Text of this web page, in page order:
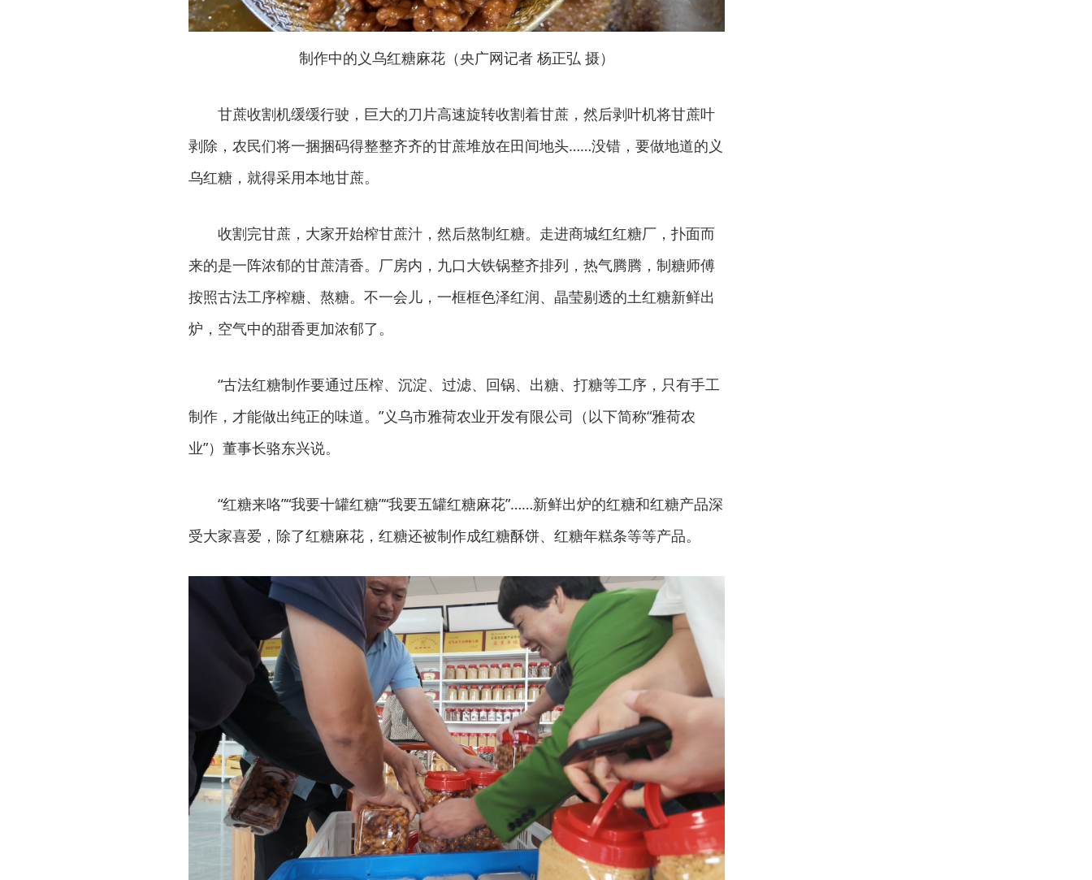
制作中的义乌红糖麻花（央广网记者 杨正弘 摄）
甘蔗收割机缓缓行驶，巨大的刀片高速旋转收割着甘蔗，然后剥叶机将甘蔗叶
剥除，农民们将一捆捆码得整整齐齐的甘蔗堆放在田间地头……没错，要做地道的义
乌红糖，就得采用本地甘蔗。
收割完甘蔗，大家开始榨甘蔗汁，然后熬制红糖。走进商城红红糖厂，扑面而
来的是一阵浓郁的甘蔗清香。厂房内，九口大铁锅整齐排列，热气腾腾，制糖师傅
按照古法工序榨糖、熬糖。不一会儿，一框框色泽红润、晶莹剔透的土红糖新鲜出
炉，空气中的甜香更加浓郁了。
“古法红糖制作要通过压榨、沉淀、过滤、回锅、出糖、打糖等工序，只有手工
制作，才能做出纯正的味道。”义乌市雅荷农业开发有限公司（以下简称“雅荷农
业”）董事长骆东兴说。
“红糖来咯”“我要十罐红糖”“我要五罐红糖麻花”……新鲜出炉的红糖和红糖产品深
受大家喜爱，除了红糖麻花，红糖还被制作成红糖酥饼、红糖年糕条等等产品。